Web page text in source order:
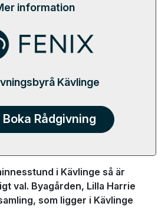
information
Kävlinge
Boka Rådgivning
i Kävlinge så är
val. Byagården, Lilla Harrie
som ligger i Kävlinge